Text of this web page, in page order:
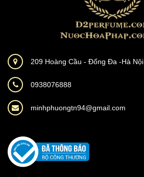
209 Hoàng Cầu - Đống Đa -Hà Nội
0938076888
minhphuongtn94@gmail.com